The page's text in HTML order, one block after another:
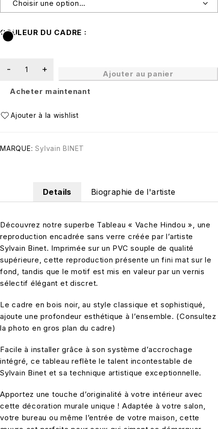
COULEUR DU CADRE
Ajouter au panier
Acheter maintenant
MARQUE: Sylvain BINET
Details Biographie de l'artiste
Découvrez notre superbe Tableau « Vache Hindou », une
reproduction encadrée sans verre créée par l’artiste
Sylvain Binet. Imprimée sur un PVC souple de qualité
supérieure, cette reproduction présente un fini mat sur le
fond, tandis que le motif est mis en valeur par un vernis
sélectif élégant et discret.
Le cadre en bois noir, au style classique et sophistiqué,
ajoute une profondeur esthétique à l’ensemble. (Consultez
la photo en gros plan du cadre)
Facile à installer grâce à son système d’accrochage
intégré, ce tableau reflète le talent incontestable de
Sylvain Binet et sa technique artistique exceptionnelle.
Apportez une touche d’originalité à votre intérieur avec
cette décoration murale unique ! Adaptée à votre salon,
votre bureau ou même l’entrée de votre maison, cette